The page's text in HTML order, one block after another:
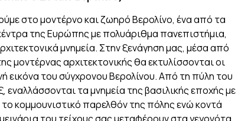
στο μοντέρνο και ζωηρό Βερολίνο, ένα από τα
της Ευρώπης με πολυάριθμα πανεπιστήμια,
μνημεία. Στην ξενάγηση μας, μέσα από
μοντέρνας αρχιτεκτονικής θα εκτυλίσσονται οι
εικόνα του σύγχρονου Βερολίνου. Από τη πύλη του
τα μνημεία της βασιλικής εποχής με
κομμουνιστικό παρελθόν της πόλης ενώ κοντά